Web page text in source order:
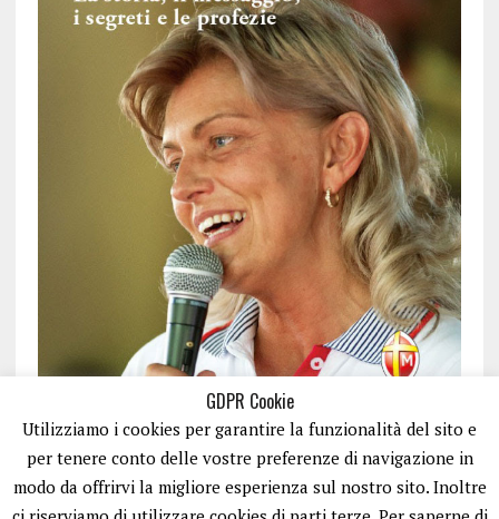
GDPR Cookie
Utilizziamo i cookies per garantire la funzionalità del sito e
per tenere conto delle vostre preferenze di navigazione in
modo da offrirvi la migliore esperienza sul nostro sito. Inoltre